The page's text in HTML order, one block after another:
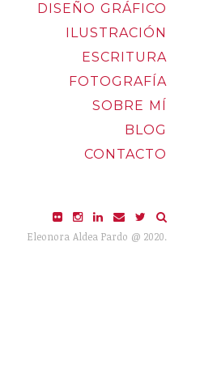
DISEÑO GRÁFICO
ILUSTRACIÓN
ESCRITURA
FOTOGRAFÍA
SOBRE MÍ
BLOG
CONTACTO
Eleonora Aldea Pardo @ 2020.